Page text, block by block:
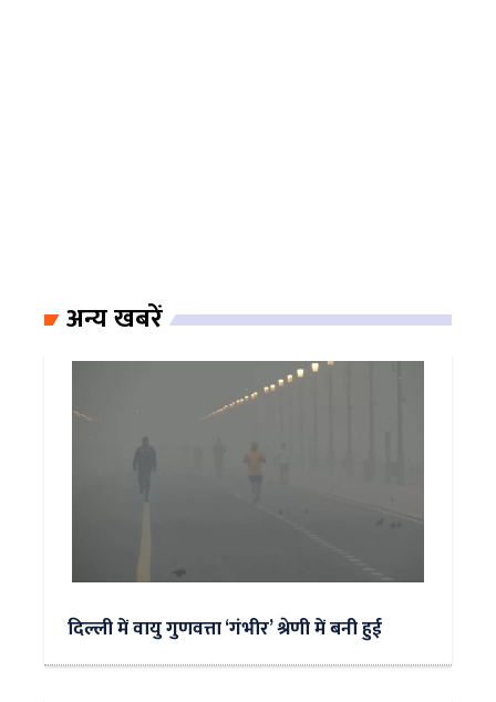
अन्य खबरें
दिल्ली में वायु गुणवत्ता ‘गंभीर’ श्रेणी में बनी हुई